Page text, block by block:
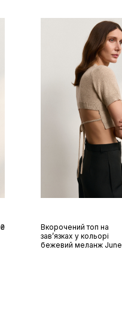
S
Вкорочений топ на
завʼязках у кольорі
бежевий меланж June